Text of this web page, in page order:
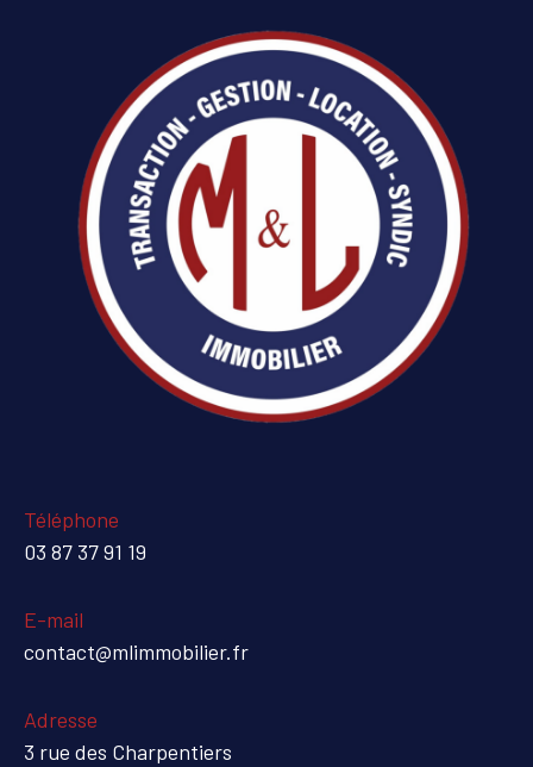
Téléphone
03 87 37 91 19
E-mail
contact@mlimmobilier.fr
Adresse
3 rue des Charpentiers